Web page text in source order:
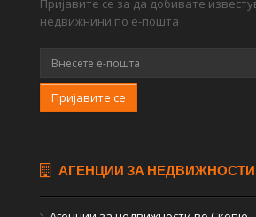
Пријавите се за да добивате
недвижнини по е-пошта
Пријавите се
АГЕНЦИИ ЗА НЕДВИЖНОСТИ